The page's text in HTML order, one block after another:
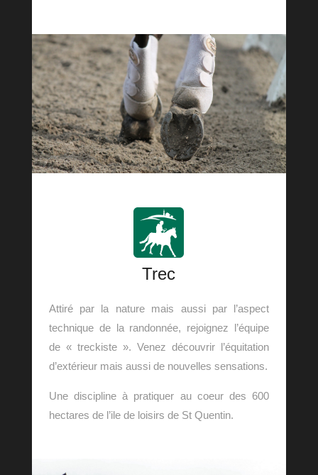
Trec
Attiré par la nature mais aussi par l’aspect
technique de la randonnée, rejoignez l’équipe
de « treckiste ». Venez découvrir l’équitation
d’extérieur mais aussi de nouvelles sensations.
Une discipline à pratiquer au coeur des 600
hectares de l’ile de loisirs de St Quentin.